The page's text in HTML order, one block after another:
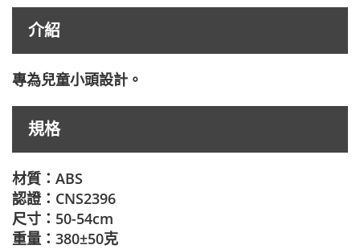
介紹
專為兒童小頭設計。
規格
材質：ABS
認證：CNS2396
尺寸：50-54cm
重量：380±50克